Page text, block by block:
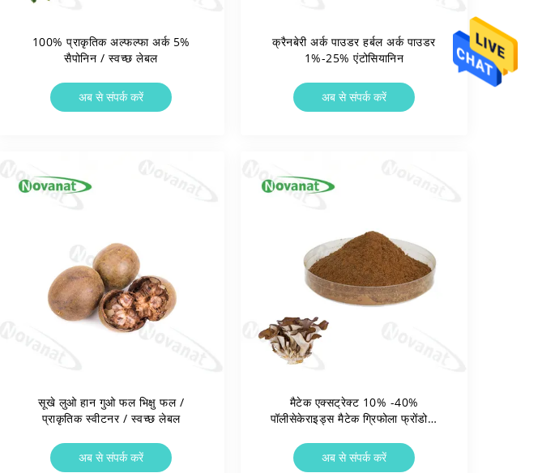
100% प्राकृतिक अल्फल्फा अर्क 5%
सैपोनिन / स्वच्छ लेबल
अब से संपर्क करें
क्रैनबेरी अर्क पाउडर हर्बल अर्क पाउडर
1%-25% एंटोसियानिन
अब से संपर्क करें
सूखे लुओ हान गुओ फल भिक्षु फल /
प्राकृतिक स्वीटनर / स्वच्छ लेबल
अब से संपर्क करें
मैटेक एक्सट्रेक्ट 10% -40%
पॉलीसेकेराइड्स मैटेक ग्रिफोला फ्रोंडोसा
अब से संपर्क करें